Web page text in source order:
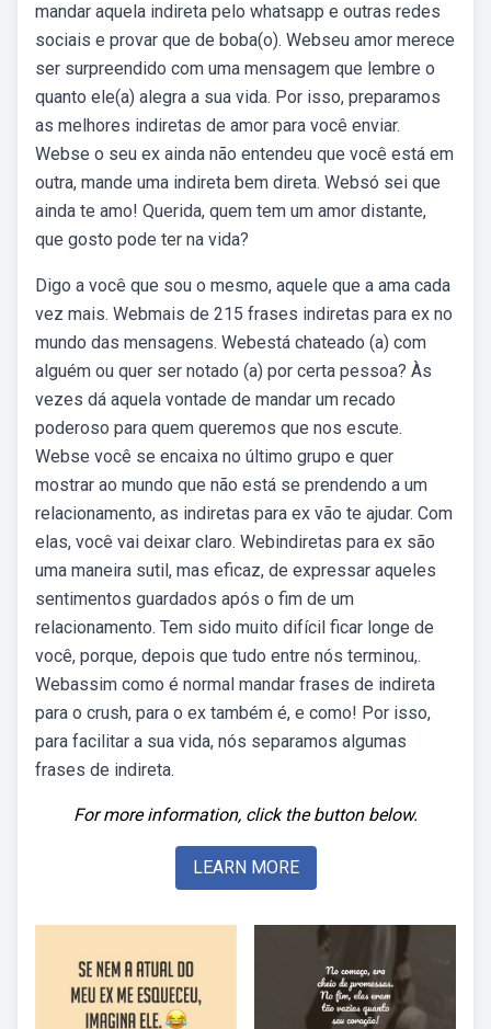
mandar aquela indireta pelo whatsapp e outras redes
sociais e provar que de boba(o). Webseu amor merece
ser surpreendido com uma mensagem que lembre o
quanto ele(a) alegra a sua vida. Por isso, preparamos
as melhores indiretas de amor para você enviar.
Webse o seu ex ainda não entendeu que você está em
outra, mande uma indireta bem direta. Websó sei que
ainda te amo! Querida, quem tem um amor distante,
que gosto pode ter na vida?
Digo a você que sou o mesmo, aquele que a ama cada
vez mais. Webmais de 215 frases indiretas para ex no
mundo das mensagens. Webestá chateado (a) com
alguém ou quer ser notado (a) por certa pessoa? Às
vezes dá aquela vontade de mandar um recado
poderoso para quem queremos que nos escute.
Webse você se encaixa no último grupo e quer
mostrar ao mundo que não está se prendendo a um
relacionamento, as indiretas para ex vão te ajudar. Com
elas, você vai deixar claro. Webindiretas para ex são
uma maneira sutil, mas eficaz, de expressar aqueles
sentimentos guardados após o fim de um
relacionamento. Tem sido muito difícil ficar longe de
você, porque, depois que tudo entre nós terminou,.
Webassim como é normal mandar frases de indireta
para o crush, para o ex também é, e como! Por isso,
para facilitar a sua vida, nós separamos algumas
frases de indireta.
For more information, click the button below.
LEARN MORE